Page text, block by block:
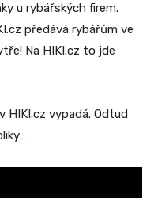
u rybářských firem.
předává rybářům ve
Na HIKI.cz to jde
HIKI.cz vypadá. Odtud